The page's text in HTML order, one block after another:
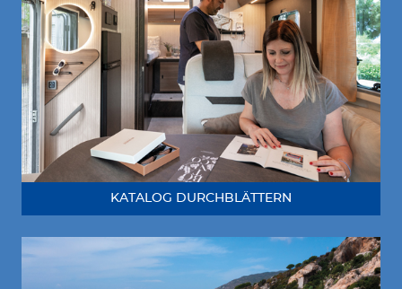
KATALOG DURCHBLÄTTERN